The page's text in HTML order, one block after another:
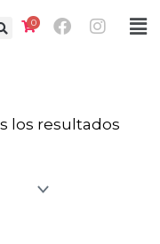
0 Facebook
los resultados